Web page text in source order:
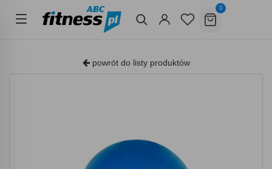
0
powrót do listy produktów